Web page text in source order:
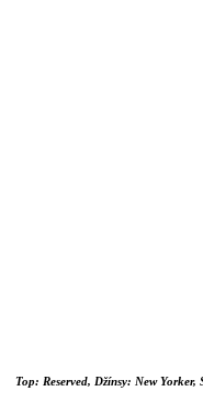
Top: Reserved, Džínsy: New